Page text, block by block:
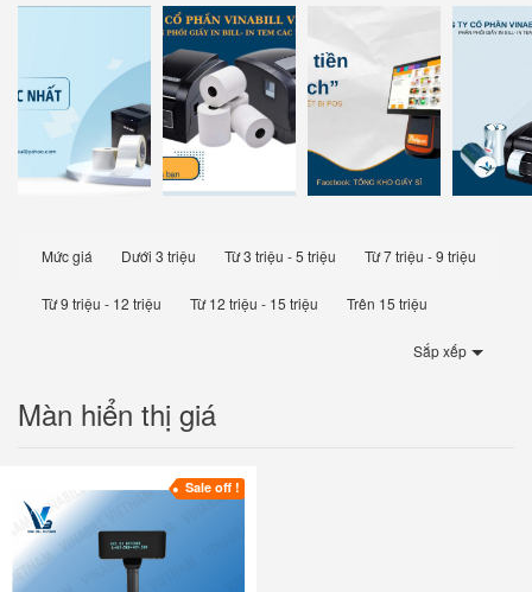
Mức giá Dưới 3 triệu Từ 3 triệu - 5 triệu Từ 7 triệu - 9 triệu
Từ 9 triệu - 12 triệu Từ 12 triệu - 15 triệu Trên 15 triệu
Sắp xếp
Màn hiển thị giá
Sale off !